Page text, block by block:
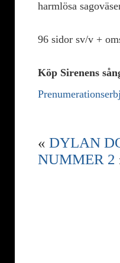
harmlösa
96 sidor sv/v +
Köp Sirenens
« DYLAN
NUMMER 2